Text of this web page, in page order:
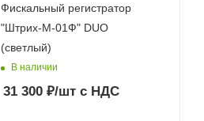
Фискальный регистратор
"Штрих-М-01Ф" DUO
(светлый)
В наличии
31 300₽/штс НДС